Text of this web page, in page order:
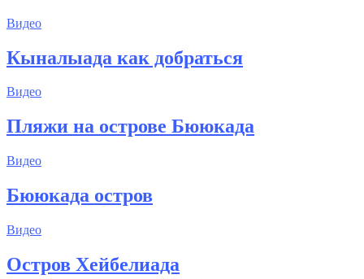
Видео
Кыналыада как добраться
Видео
Пляжи на острове Бююкада
Видео
Бююкада остров
Видео
Остров Хейбелиада